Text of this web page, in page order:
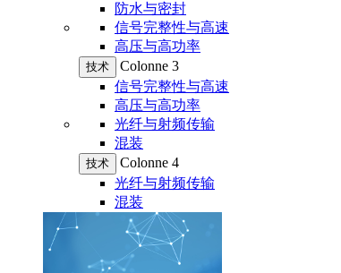
防水与密封
信号完整性与高速
高压与高功率
技术
Colonne 3
信号完整性与高速
高压与高功率
光纤与射频传输
混装
技术
Colonne 4
光纤与射频传输
混装